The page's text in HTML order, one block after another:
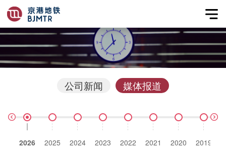
公司新闻 媒体报道
2026 2025 2024 2023 2022 2021 2020 2019